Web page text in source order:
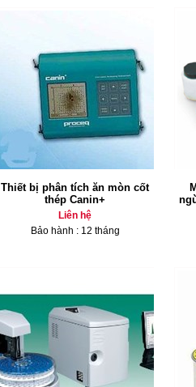
Thiết bị phân tích ăn mòn cốt
thép Canin+
Liên hệ
Bảo hành : 12 tháng